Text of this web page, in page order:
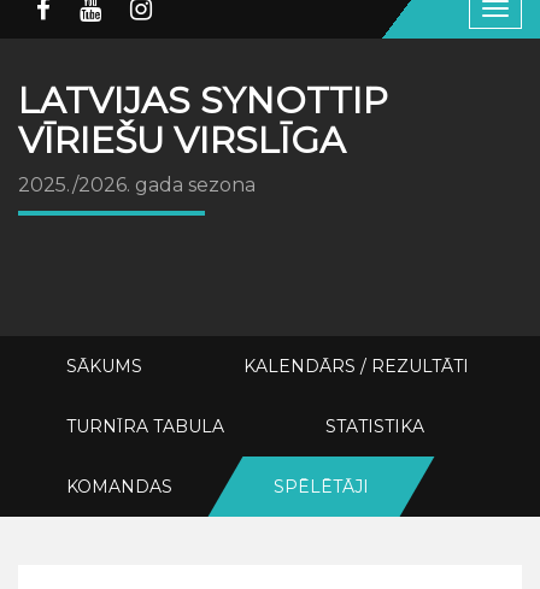
LATVIJAS SYNOTTIP
VĪRIEŠU VIRSLĪGA
2025./2026. gada sezona
SĀKUMS KALENDĀRS / REZULTĀTI
TURNĪRA TABULA STATISTIKA
KOMANDAS SPĒLĒTĀJI